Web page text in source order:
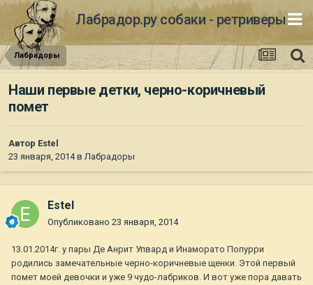
Лабрадор.ру собаки - ретриверы
Лабрадоры
Наши первые детки, черно-коричневый
помет
Автор Estel
23 января, 2014вЛабрадоры
Estel
Опубликовано 23 января, 2014
13.01.2014г. у пары Де Анрит Упвард и Инаморато Попурри
родились замечательные черно-коричневые щенки. Этой первый
помет моей девочки и уже 9 чудо-лабриков. И вот уже пора давать